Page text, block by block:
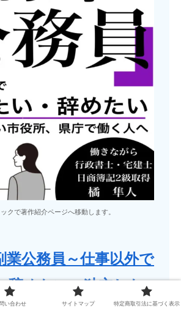
クで著作紹介ページへ移動します。
業公務員～仕事以外で
辞めたい・独立した
い合わせ サイトマップ 特定商取引法に基づく表示